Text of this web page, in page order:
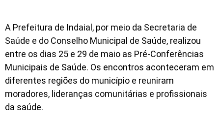
A Prefeitura de Indaial, por meio da Secretaria de
Saúde e do Conselho Municipal de Saúde, realizou
entre os dias 25 e 29 de maio as Pré-Conferências
Municipais de Saúde. Os encontros aconteceram em
diferentes regiões do município e reuniram
moradores, lideranças comunitárias e profissionais
da saúde.